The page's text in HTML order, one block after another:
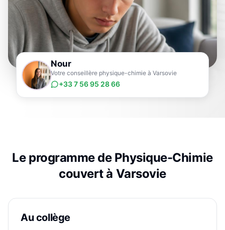
Nour
Votre conseillère physique-chimie à Varsovie
+33 7 56 95 28 66
Le programme de Physique-Chimie
couvert à Varsovie
Au collège